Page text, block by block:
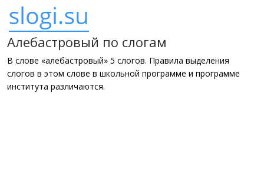
Алебастровый по слогам
В слове «алебастровый» 5 слогов. Правила выделения
слогов в этом слове в школьной программе и программе
института различаются.